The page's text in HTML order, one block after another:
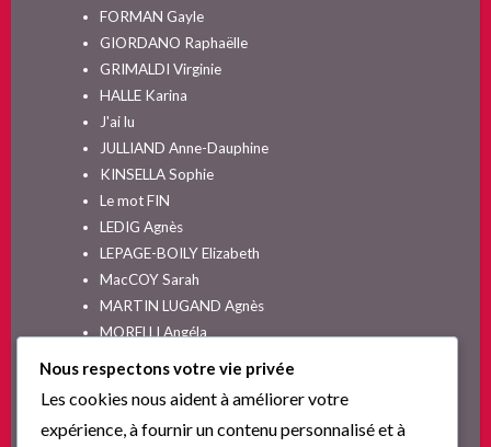
FORMAN Gayle
GIORDANO Raphaëlle
GRIMALDI Virginie
HALLE Karina
J'ai lu
JULLIAND Anne-Dauphine
KINSELLA Sophie
Le mot FIN
LEDIG Agnès
LEPAGE-BOILY Elizabeth
MacCOY Sarah
MARTIN LUGAND Agnès
MORELLI Angéla
Non classé
PINGUILLY Yves
Nous respectons votre vie privée
Les cookies nous aident à améliorer votre
expérience, à fournir un contenu personnalisé et à